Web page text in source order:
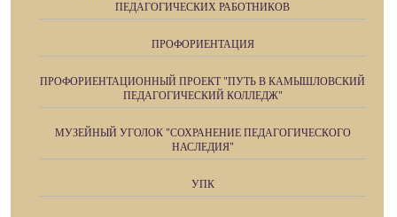
ПЕДАГОГИЧЕСКИХ РАБОТНИКОВ
ПРОФОРИЕНТАЦИЯ
ПРОФОРИЕНТАЦИОННЫЙ ПРОЕКТ "ПУТЬ В КАМЫШЛОВСКИЙ
ПЕДАГОГИЧЕСКИЙ КОЛЛЕДЖ"
МУЗЕЙНЫЙ УГОЛОК "СОХРАНЕНИЕ ПЕДАГОГИЧЕСКОГО
НАСЛЕДИЯ"
УПК